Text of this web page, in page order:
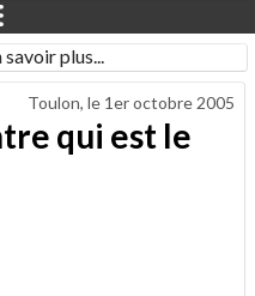
savoir plus...
Toulon, le 1er octobre 2005
qui est le